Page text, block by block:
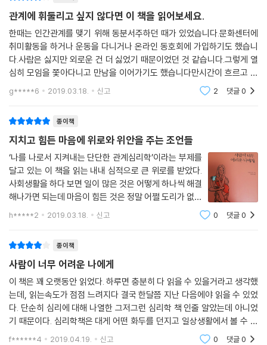
가장 두려운 일은 자기 자신을 견디는 일이다 ＿243
끝까지 달려봐도 두려움은 따라온다 ＿245
두려움 앞에서는 모든 것이 낯설다 ＿247
빛을 바라기 전에 먼저 어둠을 의식하라 ＿249
최악의 적보다 자기 생각에 더 상처받다 ＿251
당신을 비판하는 사람은 자신을 스스로 정의하는 것이다 ＿254
너희가 달의 마음을 아느냐 ＿259
비난에 답하지 않는 판단으로부터의 자유 ＿261
어깨의 힘을 빼고 순간을 온전히 즐겨라 ＿264
에필로그 ＿269 주석 ＿276
그럼에도 불구하고 사람들이 쉽게 허세를 버리지 못하는 것은 고유한 나로
당당히 서는 것을 방해하는 무책임한 평가와 무관심한 지적에 노출되어 악
영향을 받기 때문이다.
관계에 휘둘리고 싶지 않다면 이 책을 읽어보세요.
한때는 인간관계를 맺기 위해 동분서주하던 때가 있었습니다.문화센터에
취미활동을 하거나 운동을 다니거나 온라인 동호회에 가입하기도 했습니
다.사람은 싫지만 외로운 건 더 싫었기 때문이었던 것 같습니다.그렇게 열
심히 모임을 쫓아다니고 만남을 이어가기도 했습니다만시간이 흐르고 보
니 제 곁에는 저만 덩그라니 남아있더군요.그때 깨달은 바가 있어서 애초
부터 SNS는 이용하지
g*****6 2019.03.18. 신고 2 댓글0
종이책
지치고 힘든 마음에 위로와 위안을 주는 조언들
‘나를 나로서 지켜내는 단단한 관계심리학’이라는 부제를
달고 있는 이 책을 읽는 내내 심적으로 큰 위로를 받았다.
사회생활을 하다 보면 일이 많은 것은 어떻게 하나씩 해결
해나가면 되는데 마음이 힘든 것은 정말 어쩔 도리가 없는
것 같다. 심하면 극단적 선택까지 하게 되니 말이다. 이 마
h*****2 2019.03.18. 신고 0 댓글0
종이책
사람이 너무 어려운 나에게
이 책은 꽤 오랫동안 읽었다. 하루면 충분히 다 읽을 수 있을거라고 생각했
는데, 읽는속도가 점점 느려지다 결국 한달쯤 지난 다음에야 읽을 수 있었
다. 단순히 심리에 대해 나열한 그저그런 심리학 책 인줄 알았는데 아니었
기 때문이다. 심리학책은 대게 어떤 화두를 던지고 일상생활에서 볼 수 있
는 예를 들어 행동지침에 대한 이야기를 한다. 그런데 이 책은 아니었다. 그
f******4 2019.04.19. 신고 0 댓글0